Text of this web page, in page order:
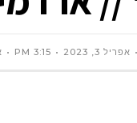
אפריל 3, 2023 3:15 PM